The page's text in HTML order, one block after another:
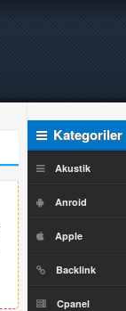
Kategoriler
Akustik
Anroid
Apple
Backlink
Cpanel